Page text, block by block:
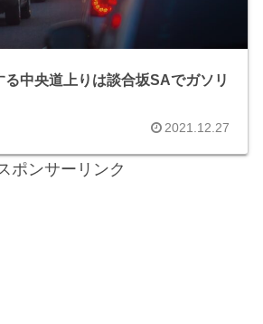
る中央道上りは談合坂SAでガソリ
2021.12.27
ポンサーリンク